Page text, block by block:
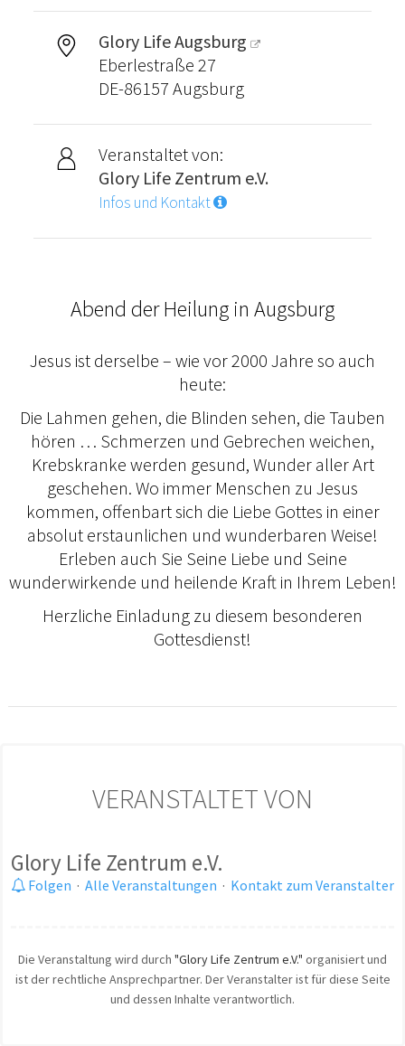
Glory Life Augsburg
Eberlestraße 27
DE-86157 Augsburg
Veranstaltet von:
Glory Life Zentrum e.V.
Infos und Kontakt
Abend der Heilung in Augsburg
Jesus ist derselbe – wie vor 2000 Jahre so auch
heute:
Die Lahmen gehen, die Blinden sehen, die Tauben
hören … Schmerzen und Gebrechen weichen,
Krebskranke werden gesund, Wunder aller Art
geschehen. Wo immer Menschen zu Jesus
kommen, offenbart sich die Liebe Gottes in einer
absolut erstaunlichen und wunderbaren Weise!
Erleben auch Sie Seine Liebe und Seine
wunderwirkende und heilende Kraft in Ihrem Leben!
Herzliche Einladung zu diesem besonderen
Gottesdienst!
VERANSTALTET VON
Glory Life Zentrum e.V.
Folgen · Alle Veranstaltungen · Kontakt zum Veranstalter
Die Veranstaltung wird durch "Glory Life Zentrum e.V." organisiert und
ist der rechtliche Ansprechpartner. Der Veranstalter ist für diese Seite
und dessen Inhalte verantwortlich.